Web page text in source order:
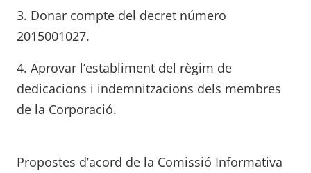
3. Donar compte del decret número
2015001027.
4. Aprovar l’establiment del règim de
dedicacions i indemnitzacions dels membres
de la Corporació.
Propostes d’acord de la Comissió Informativa